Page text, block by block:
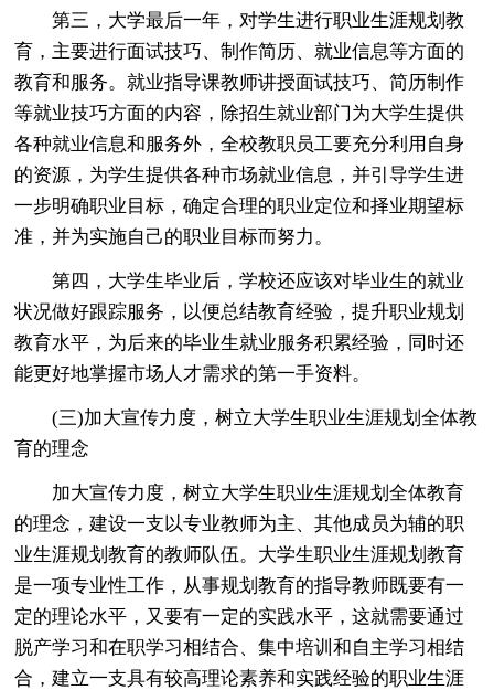
第三，大学最后一年，对学生进行职业生涯规划教
育，主要进行面试技巧、制作简历、就业信息等方面的
教育和服务。就业指导课教师讲授面试技巧、简历制作
等就业技巧方面的内容，除招生就业部门为大学生提供
各种就业信息和服务外，全校教职员工要充分利用自身
的资源，为学生提供各种市场就业信息，并引导学生进
一步明确职业目标，确定合理的职业定位和择业期望标
准，并为实施自己的职业目标而努力。
第四，大学生毕业后，学校还应该对毕业生的就业
状况做好跟踪服务，以便总结教育经验，提升职业规划
教育水平，为后来的毕业生就业服务积累经验，同时还
能更好地掌握市场人才需求的第一手资料。
(三)加大宣传力度，树立大学生职业生涯规划全体教
育的理念
加大宣传力度，树立大学生职业生涯规划全体教育
的理念，建设一支以专业教师为主、其他成员为辅的职
业生涯规划教育的教师队伍。大学生职业生涯规划教育
是一项专业性工作，从事规划教育的指导教师既要有一
定的理论水平，又要有一定的实践水平，这就需要通过
脱产学习和在职学习相结合、集中培训和自主学习相结
合，建立一支具有较高理论素养和实践经验的职业生涯